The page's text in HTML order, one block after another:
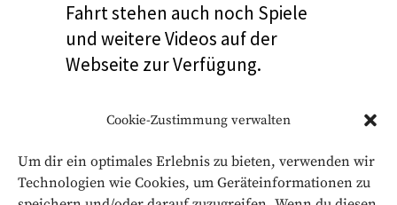
Cookie-Zustimmung verwalten
Um dir ein optimales Erlebnis zu bieten, verwenden wir
Technologien wie Cookies, um Geräteinformationen zu
Fahrt stehen auch noch Spiele
und weitere Videos auf der
Webseite zur Verfügung.
Stuttgarter Straßenbahn AG